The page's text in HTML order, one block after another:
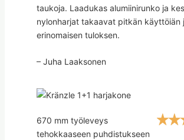
taukoja. Laadukas alumiinirunko ja
nylonharjat takaavat pitkän käyttöiän
erinomaisen tuloksen.
– Juha Laaksonen
670 mm työleveys
tehokkaaseen puhdistukseen